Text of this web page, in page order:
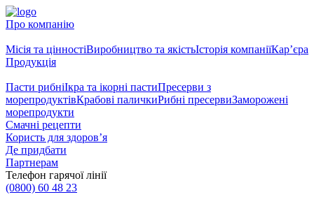
Про компанію
Місія та цінностіВиробництво та якістьІсторія компаніїКар’єра
Продукція
Пасти рибніІкра та ікорні пастиПресерви з
морепродуктівКрабові паличкиРибні пресервиЗаморожені
морепродукти
Смачні рецепти
Користь для здоров’я
Де придбати
Партнерам
Телефон гарячої лінії
(0800) 60 48 23